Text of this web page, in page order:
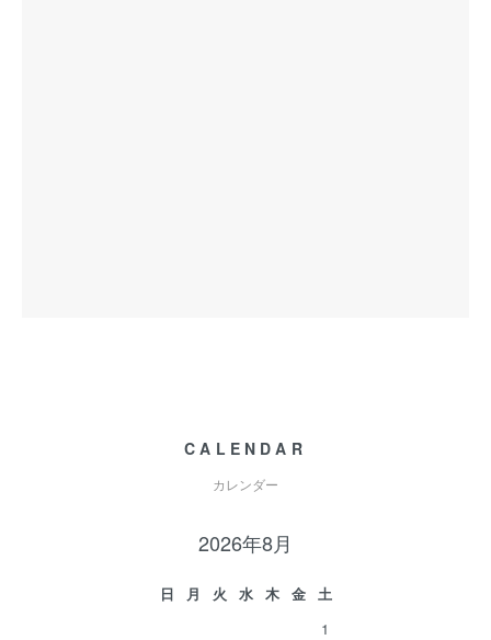
CALENDAR
カレンダー
2026年8月
日 月 火 水 木 金
土
1